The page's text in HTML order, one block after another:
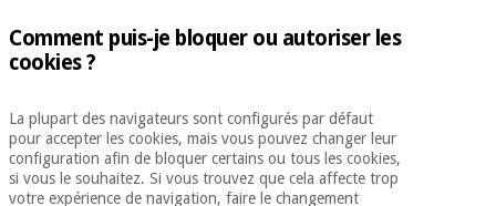
Comment puis-je bloquer ou autoriser les
cookies ?
La plupart des navigateurs sont configurés par défaut
pour accepter les cookies, mais vous pouvez changer leur
configuration afin de bloquer certains ou tous les cookies,
si vous le souhaitez. Si vous trouvez que cela affecte trop
votre expérience de navigation, faire le changement